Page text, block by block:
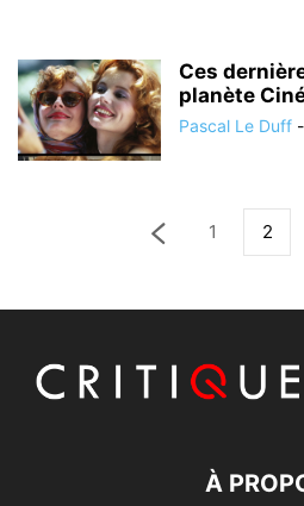
Ces
planète
Pascal Le Duff -
1 2
À